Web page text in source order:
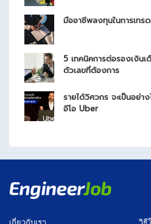
มืออาชีพลงทุนในการเทร
5 เทคนิคการต่อรองเงิน
ตัวเลขที่ต้องการ
รายได้วิศวกร จะเป็นอย่า
อีโอ Uber